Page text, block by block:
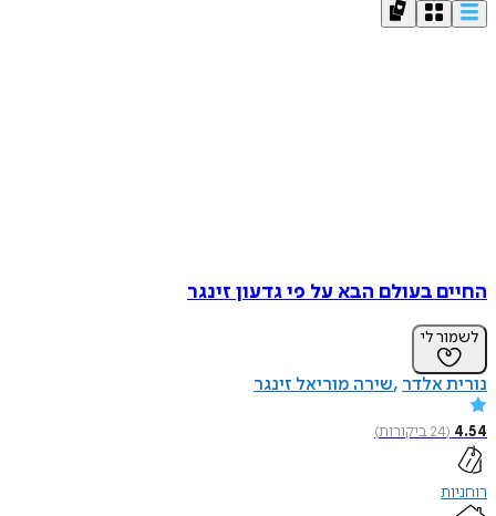
החיים בעולם הבא על פי גדעון זינגר
לשמור לי
נורית אלדר שירה מוריאל זינגר
4.54
(
24ביקורות)
רוחניות